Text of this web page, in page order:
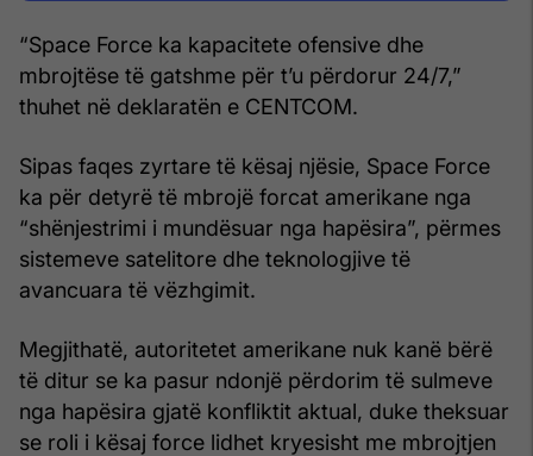
“Space Force ka kapacitete ofensive dhe
mbrojtëse të gatshme për t’u përdorur 24/7,”
thuhet në deklaratën e CENTCOM.
Sipas faqes zyrtare të kësaj njësie, Space Force
ka për detyrë të mbrojë forcat amerikane nga
“shënjestrimi i mundësuar nga hapësira”, përmes
sistemeve satelitore dhe teknologjive të
avancuara të vëzhgimit.
Megjithatë, autoritetet amerikane nuk kanë bërë
të ditur se ka pasur ndonjë përdorim të sulmeve
nga hapësira gjatë konfliktit aktual, duke theksuar
se roli i kësaj force lidhet kryesisht me mbrojtjen